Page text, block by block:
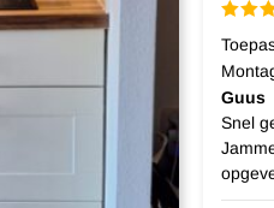
4uit 5
Guus
Snel